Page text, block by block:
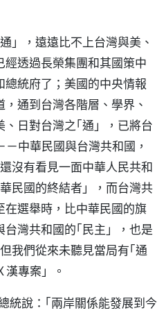
」，遠遠比不上台灣與美、
經透過長榮集團和其國策中
統府了；美國的中央情報
通到台灣各階層、學界、
日對台灣之｢通」，已將台
中華民國與台灣共和國，
沒有看見一面中華人民共和
民國的終結者」，而台灣共
選舉時，比中華民國的旗
灣共和國的｢民主」，也是
我們從來未聽見當局有｢通
專案」。
統說：｢兩岸關係能發展到今